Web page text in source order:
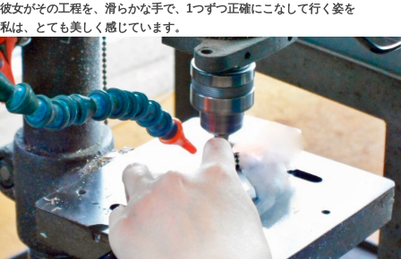
彼女がその工程を、滑らかな手で、1つずつ正確にこなして行く姿を
私は、とても美しく感じています。